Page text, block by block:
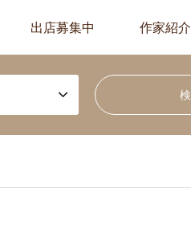
出店募集中 作家紹介